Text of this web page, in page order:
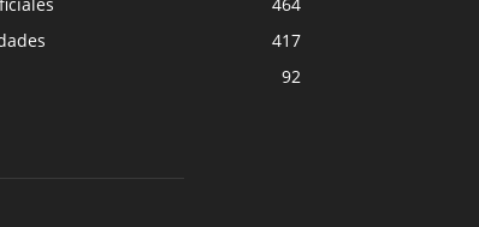
464
417
92